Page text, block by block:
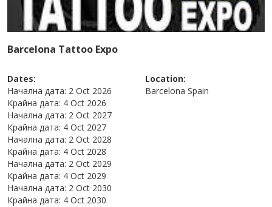
Barcelona Tattoo Expo
Dates:
Начална дата: 2 Oct 2026
Крайна дата: 4 Oct 2026
Начална дата: 2 Oct 2027
Крайна дата: 4 Oct 2027
Начална дата: 2 Oct 2028
Крайна дата: 4 Oct 2028
Начална дата: 2 Oct 2029
Крайна дата: 4 Oct 2029
Начална дата: 2 Oct 2030
Крайна дата: 4 Oct 2030
Location:
Barcelona Spain